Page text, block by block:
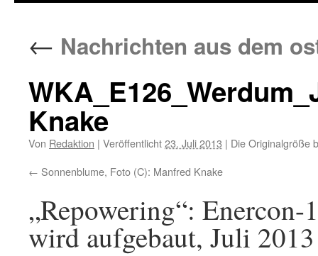
← Nachrichten aus dem
Knake
Von Redaktion | Veröffentlicht23. Juli 2013 | Die Originalgröße
Sonnenblume, Foto (C): Manfred Knake
„Repowering“:
wird aufgebaut, Juli 2013